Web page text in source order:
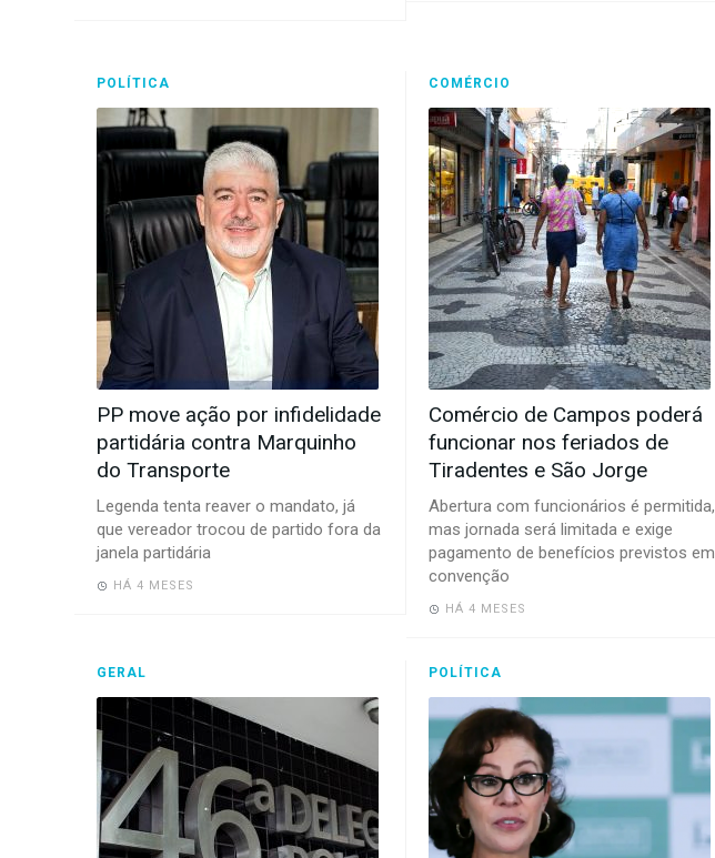
POLÍTICA
PP move ação por infidelidade
partidária contra Marquinho
do Transporte
Legenda tenta reaver o mandato, já
que vereador trocou de partido fora da
janela partidária
HÁ 4 MESES
COMÉRCIO
Comércio de Campos poderá
funcionar nos feriados de
Tiradentes e São Jorge
Abertura com funcionários é permitida,
mas jornada será limitada e exige
pagamento de benefícios previstos em
convenção
HÁ 4 MESES
GERAL POLÍTICA